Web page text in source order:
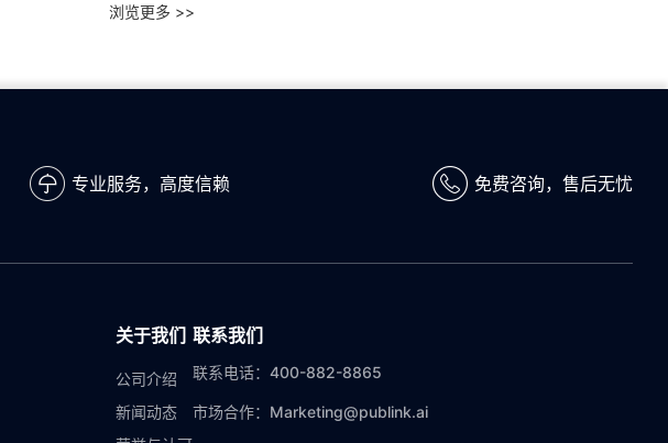
浏览更多 >>
专业服务，高度信赖 免费咨询，售后无忧
关于我们
公司介绍
新闻动态
联系我们
联系电话：400-882-8865
市场合作：Marketing@publink.ai